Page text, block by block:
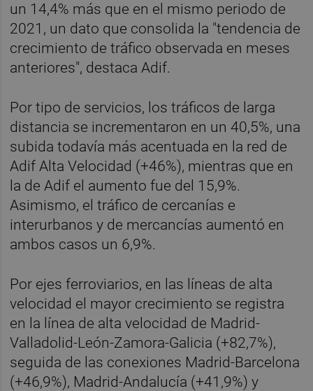
un 14,4% más que en el mismo periodo de
2021, un dato que consolida la "tendencia de
crecimiento de tráfico observada en meses
anteriores", destaca Adif.
Por tipo de servicios, los tráficos de larga
distancia se incrementaron en un 40,5%, una
subida todavía más acentuada en la red de
Adif Alta Velocidad (+46%), mientras que en
la de Adif el aumento fue del 15,9%.
Asimismo, el tráfico de cercanías e
interurbanos y de mercancías aumentó en
ambos casos un 6,9%.
Por ejes ferroviarios, en las líneas de alta
velocidad el mayor crecimiento se registra
en la línea de alta velocidad de Madrid-
Valladolid-León-Zamora-Galicia (+82,7%),
seguida de las conexiones Madrid-Barcelona
(+46,9%), Madrid-Andalucía (+41,9%) y